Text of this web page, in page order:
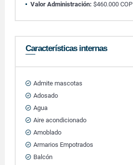
Valor Administración: $460.000 COP
Características internas
Admite mascotas
Adosado
Agua
Aire acondicionado
Amoblado
Armarios Empotrados
Balcón